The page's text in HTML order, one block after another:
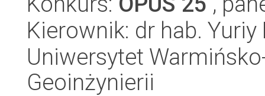
Kierownik: dr hab.
Uniwersytet
Geoinżynierii